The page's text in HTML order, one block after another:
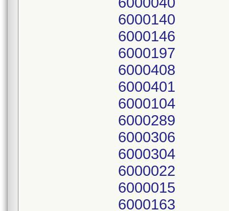
6000140
6000146
6000197
6000408
6000401
6000104
6000289
6000306
6000304
6000022
6000015
6000163